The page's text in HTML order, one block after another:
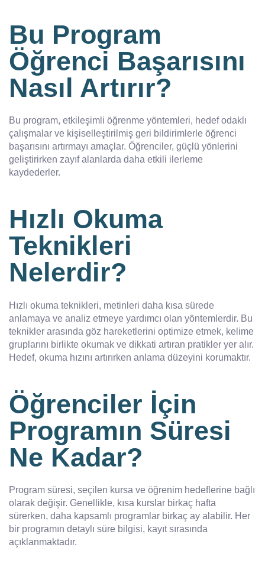
Bu Program
Öğrenci Başarısını
Nasıl Artırır?
Bu program, etkileşimli öğrenme yöntemleri, hedef odaklı
çalışmalar ve kişiselleştirilmiş geri bildirimlerle öğrenci
başarısını artırmayı amaçlar. Öğrenciler, güçlü yönlerini
geliştirirken zayıf alanlarda daha etkili ilerleme
kaydederler.
Hızlı Okuma
Teknikleri
Nelerdir?
Hızlı okuma teknikleri, metinleri daha kısa sürede
anlamaya ve analiz etmeye yardımcı olan yöntemlerdir. Bu
teknikler arasında göz hareketlerini optimize etmek, kelime
gruplarını birlikte okumak ve dikkati artıran pratikler yer alır.
Hedef, okuma hızını artırırken anlama düzeyini korumaktır.
Öğrenciler İçin
Programın Süresi
Ne Kadar?
Program süresi, seçilen kursa ve öğrenim hedeflerine bağlı
olarak değişir. Genellikle, kısa kurslar birkaç hafta
sürerken, daha kapsamlı programlar birkaç ay alabilir. Her
bir programın detaylı süre bilgisi, kayıt sırasında
açıklanmaktadır.